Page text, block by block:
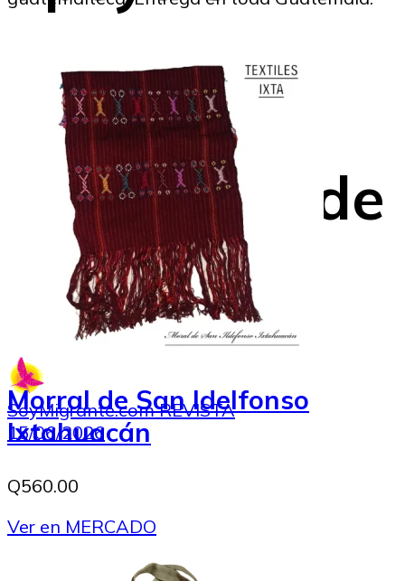
emotiva
carta al
graduarse de
Socióloga
SoyMigrante.com REVISTA
15/06/2026
Morral de San Idelfonso
Ixtahuacán
Q560.00
Ver en MERCADO